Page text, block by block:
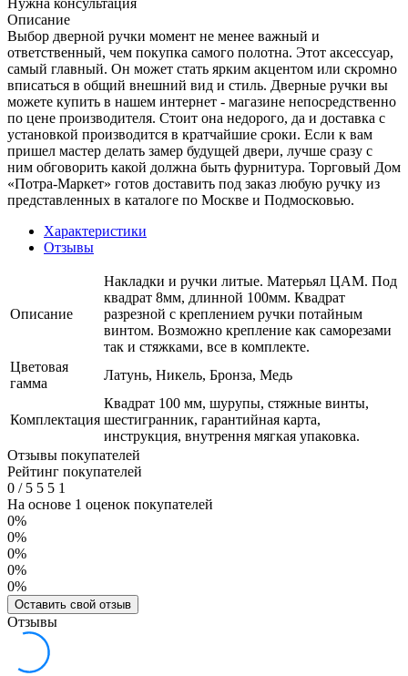
Описание
Выбор дверной ручки момент не менее важный и
ответственный, чем покупка самого полотна. Этот аксессуар,
самый главный. Он может стать ярким акцентом или скромно
вписаться в общий внешний вид и стиль. Дверные ручки вы
можете купить в нашем интернет - магазине непосредственно
по цене производителя. Стоит она недорого, да и доставка с
установкой производится в кратчайшие сроки. Если к вам
пришел мастер делать замер будущей двери, лучше сразу с
ним обговорить какой должна быть фурнитура. Торговый Дом
«Потра-Маркет» готов доставить под заказ любую ручку из
представленных в каталоге по Москве и Подмосковью.
Характеристики
Отзывы
Описание
Накладки и ручки литые. Матерьял ЦАМ. Под
квадрат 8мм, длинной 100мм. Квадрат
разрезной с креплением ручки потайным
винтом. Возможно крепление как саморезами
так и стяжками, все в комплекте.
Цветовая
гамма
Латунь, Никель, Бронза, Медь
Комплектация
Квадрат 100 мм, шурупы, стяжные винты,
шестигранник, гарантийная карта,
инструкция, внутрення мягкая упаковка.
Отзывы покупателей
Рейтинг покупателей
0 /5 5 5 1
На основе 1 оценок покупателей
0%
0%
0%
0%
0%
Оставить свой отзыв
Отзывы